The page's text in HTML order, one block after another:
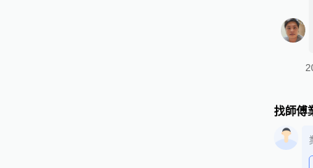
找師傅